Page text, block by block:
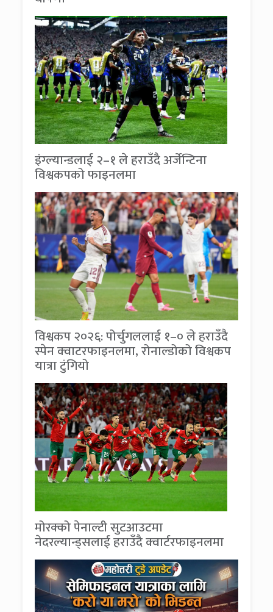
इंग्ल्यान्डलाई २–१ ले हराउँदै अर्जेन्टिना
विश्वकपको फाइनलमा
विश्वकप २०२६: पोर्चुगललाई १–० ले हराउँदै
स्पेन क्वाटरफाइनलमा, रोनाल्डोको विश्वकप
यात्रा टुंगियो
मोरक्को पेनाल्टी सुटआउटमा
नेदरल्यान्ड्सलाई हराउँदै क्वार्टरफाइनलमा